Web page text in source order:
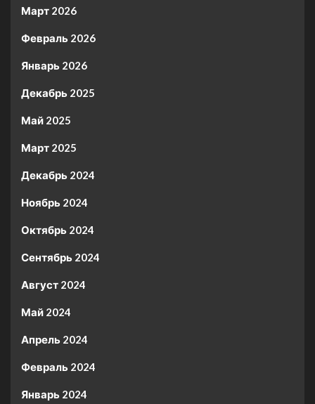
Март 2026
Февраль 2026
Январь 2026
Декабрь 2025
Май 2025
Март 2025
Декабрь 2024
Ноябрь 2024
Октябрь 2024
Сентябрь 2024
Август 2024
Май 2024
Апрель 2024
Февраль 2024
Январь 2024